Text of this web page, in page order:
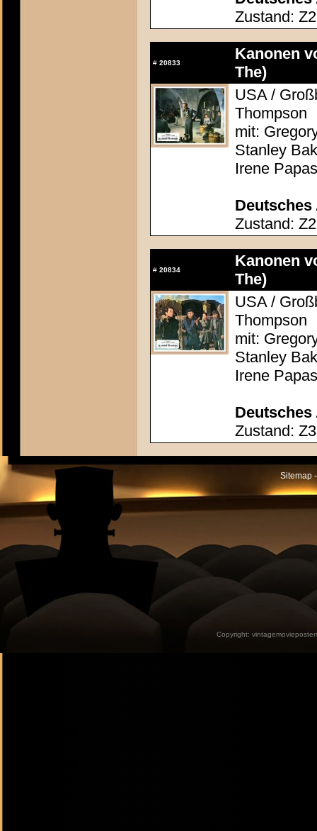
Zustand: Z2
# 20833
Kanonen
The)
USA /
Thompson
mit:
Stanley
Irene
Deutsches
Zustand: Z2
# 20834
Kanonen
The)
USA /
Thompson
mit:
Stanley
Irene
Deutsches
Zustand: Z3
Sitemap
Copyright: